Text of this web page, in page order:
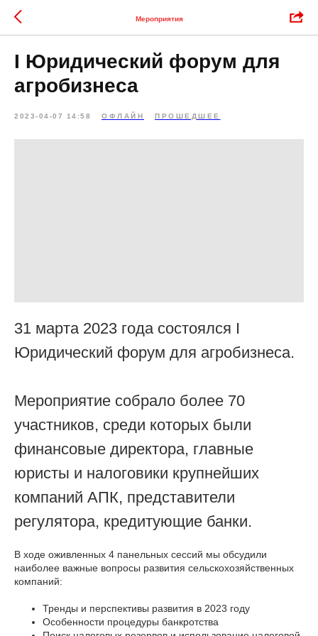
Мероприятия
I Юридический форум для
агробизнеса
2023-04-07 14:58 ОФЛАЙН ПРОШЕДШЕЕ
31 марта 2023 года состоялся I
Юридический форум для агробизнеса.
Мероприятие собрало более 70
участников, среди которых были
финансовые директора, главные
юристы и налоговики крупнейших
компаний АПК, представители
регулятора, кредитующие банки.
В ходе оживленных 4 панельных сессий мы обсудили
наиболее важные вопросы развития сельскохозяйственных
компаний:
Тренды и перспективы развития в 2023 году
Особенности процедуры банкротства